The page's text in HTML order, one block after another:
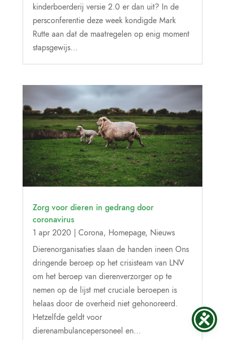
kinderboerderij versie 2.0 er dan uit? In de
persconferentie deze week kondigde Mark
Rutte aan dat de maatregelen op enig moment
stapsgewijs...
Zorg voor dieren in gedrang door
coronavirus
1 apr 2020 | Corona, Homepage, Nieuws
Dierenorganisaties slaan de handen ineen Ons
dringende beroep op het crisisteam van LNV
om het beroep van dierenverzorger op te
nemen op de lijst met cruciale beroepen is
helaas door de overheid niet gehonoreerd.
Hetzelfde geldt voor
dierenambulancepersoneel en...